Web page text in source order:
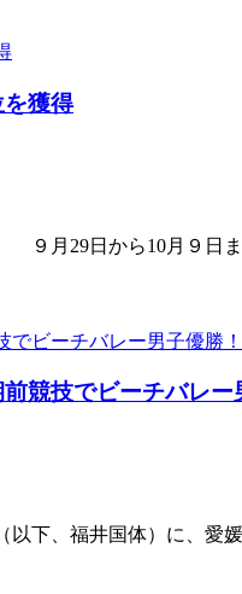
獲得
９月29日から10月９日
競技でビーチバレー
下、福井国体）に、愛